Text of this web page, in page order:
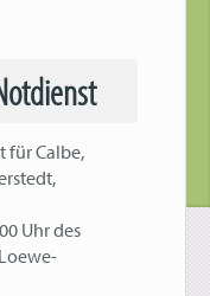
für Calbe,
Uhr des